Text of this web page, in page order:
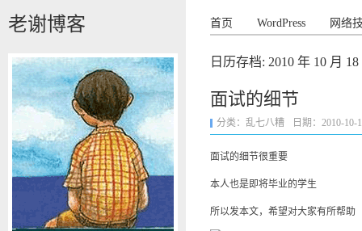
老谢博客 首页 WordPress 网络
日历存档: 2010 年 10 月 18
面试的细节
分类： 乱七八糟 日期：2010-10-
面试的细节很重要
本人也是即将毕业的学生
所以发本文，希望对大家有所帮助